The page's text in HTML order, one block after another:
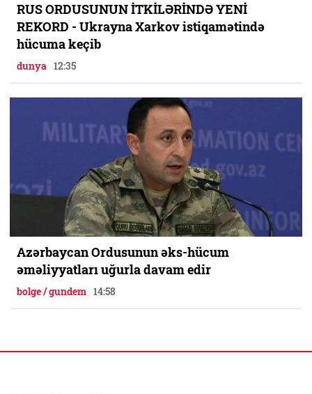
RUS ORDUSUNUN İTKİLƏRİNDƏ YENİ
REKORD - Ukrayna Xarkov istiqamətində
hücuma keçib
dunya 12:35
Azərbaycan Ordusunun əks-hücum
əməliyyatları uğurla davam edir
bolge / gundem 14:58